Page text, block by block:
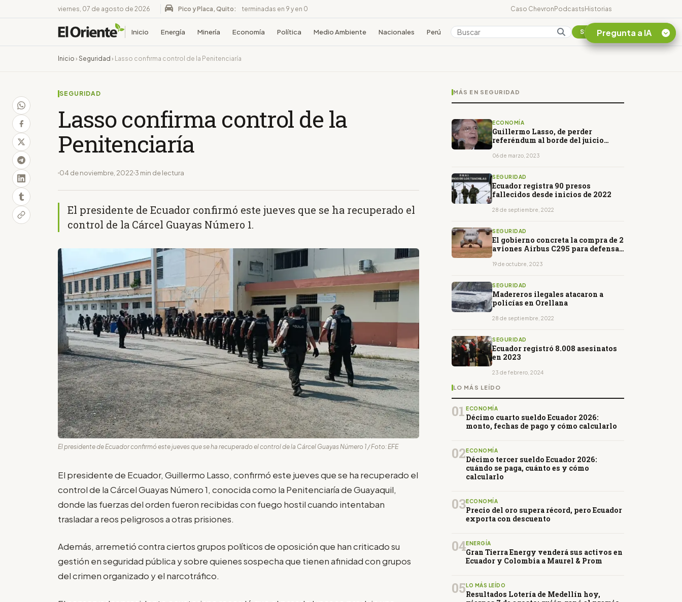
viernes, 07 de agosto de 2026 Pico y Placa, Quito: terminadas en 9 y en 0 Caso ChevronPodcastsHistorias
Inicio Energía Minería Economía Política Medio Ambiente Nacionales Perú Colombia Suscribirse
Inicio › Seguridad › Lasso confirma control de la Penitenciaría
SEGURIDAD
Lasso confirma control de la
Penitenciaría
04 de noviembre, 20223 min de lectura
El presidente de Ecuador confirmó este jueves que se ha recuperado el
control de la Cárcel Guayas Número 1.
El presidente de Ecuador confirmó este jueves que se ha recuperado el control de la Cárcel Guayas Número 1 / Foto: EFE
El presidente de Ecuador, Guillermo Lasso, confirmó este jueves que se ha recuperado el
control de la Cárcel Guayas Número 1, conocida como la Penitenciaría de Guayaquil,
donde las fuerzas del orden fueron recibidas con fuego hostil cuando intentaban
trasladar a reos peligrosos a otras prisiones.
Además, arremetió contra ciertos grupos políticos de oposición que han criticado su
gestión en seguridad pública y sobre quienes sospecha que tienen afinidad con grupos
del crimen organizado y el narcotráfico.
MÁS EN SEGURIDAD
ECONOMÍA
Guillermo Lasso, de perder
referéndum al borde del juicio
06 de marzo, 2023
SEGURIDAD
Ecuador registra 90 presos
fallecidos desde inicios de 2022
28 de septiembre, 2022
SEGURIDAD
El gobierno concreta la compra de 2
aviones Airbus C295 para defensa
19 de octubre, 2023
SEGURIDAD
Madereros ilegales atacaron a
policías en Orellana
28 de septiembre, 2022
SEGURIDAD
Ecuador registró 8.008 asesinatos
en 2023
23 de febrero, 2024
LO MÁS LEÍDO
01 ECONOMÍA
Décimo cuarto sueldo Ecuador 2026:
monto, fechas de pago y cómo calcularlo
02 ECONOMÍA
Décimo tercer sueldo Ecuador 2026:
cuándo se paga, cuánto es y cómo
calcularlo
03ECONOMÍA
Precio del oro supera récord, pero Ecuador
exporta con descuento
04ENERGÍA
Gran Tierra Energy venderá sus activos en
Ecuador y Colombia a Maurel & Prom
05 LO MÁS LEÍDO
Resultados Lotería de Medellín hoy,
Pregunta a IA
¿En que consiste la